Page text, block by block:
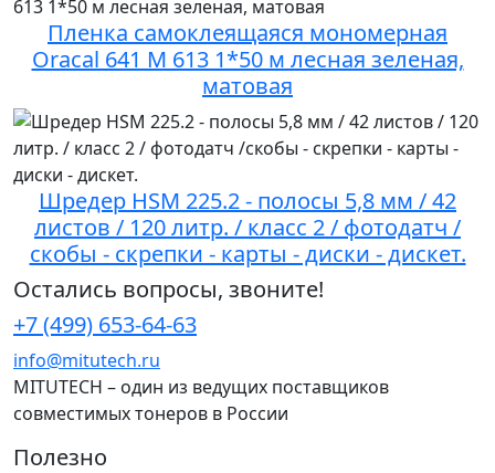
Пленка самоклеящаяся мономерная
Oracal 641 M 613 1*50 м лесная зеленая,
матовая
Шредер HSM 225.2 - полосы 5,8 мм / 42
листов / 120 литр. / класс 2 / фотодатч /
скобы - скрепки - карты - диски - дискет.
Остались вопросы, звоните!
+7 (499) 653-64-63
info@mitutech.ru
MITUTECH – один из ведущих поставщиков
совместимых тонеров в России
Полезно